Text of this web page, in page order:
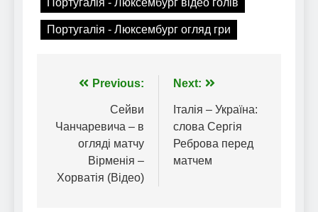
Португалія - Люксембург огляд гри
Навігація
записів
Previous:
Сейви
Чанчаревича – в
огляді матчу
Вірменія –
Хорватія (Відео)
Next:
Італія – Україна:
слова Сергія
Реброва перед
матчем